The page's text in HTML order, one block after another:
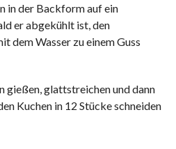
in der Backform auf ein
er abgekühlt ist, den
dem Wasser zu einem Guss
gießen, glattstreichen und dann
Kuchen in 12 Stücke schneiden